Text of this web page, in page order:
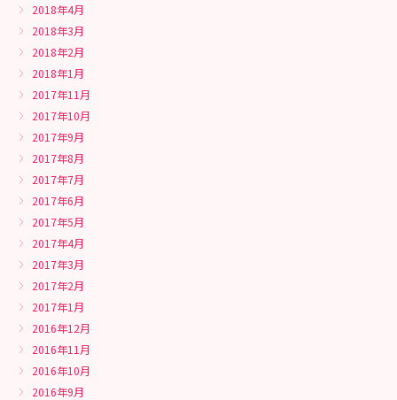
2018年4月
2018年3月
2018年2月
2018年1月
2017年11月
2017年10月
2017年9月
2017年8月
2017年7月
2017年6月
2017年5月
2017年4月
2017年3月
2017年2月
2017年1月
2016年12月
2016年11月
2016年10月
2016年9月